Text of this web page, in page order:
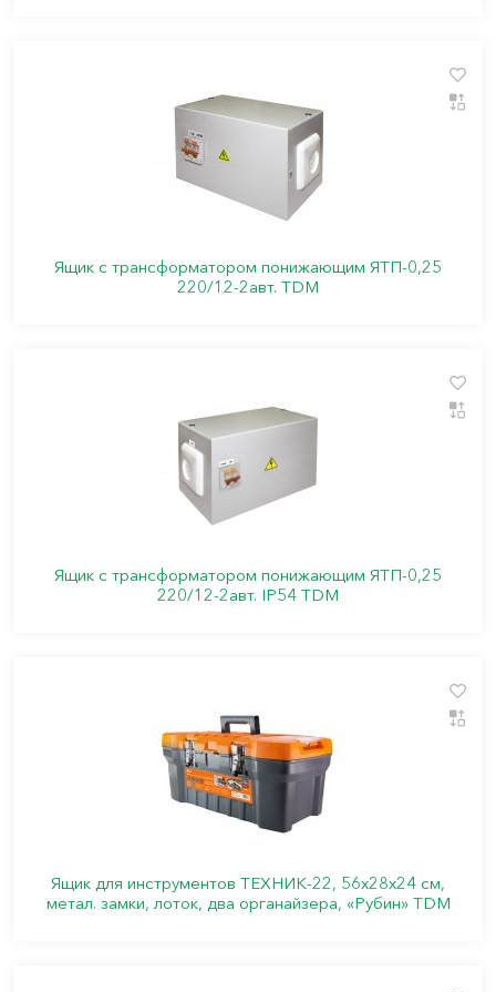
Ящик с трансформатором понижающим ЯТП-0,25
220/12-2авт. TDM
Ящик с трансформатором понижающим ЯТП-0,25
220/12-2авт. IP54 TDM
Ящик для инструментов ТЕХНИК-22, 56х28х24 см,
метал. замки, лоток, два органайзера, «Рубин» TDM